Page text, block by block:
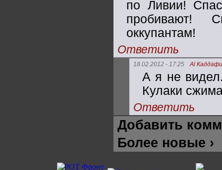
по Ливии!
пробивают!
оккупантам!
Ответить
18.02.2012 - 17:25 Al Каддафи
А я не
Кулаки
Ответить
Добавить
Более новые ›